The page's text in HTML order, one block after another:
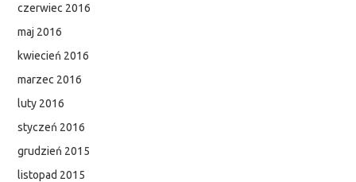
czerwiec 2016
maj 2016
kwiecień 2016
marzec 2016
luty 2016
styczeń 2016
grudzień 2015
listopad 2015